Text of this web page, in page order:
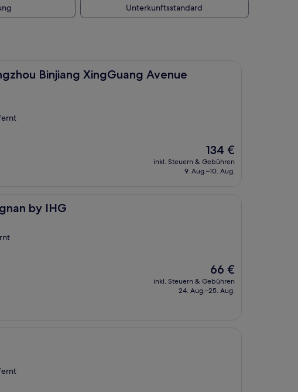
Unterkunftsstandard
Binjiang XingGuang Avenue
XingGuang Avenue Pedestrian Street Branch
Der
Preis
beträgt
134 €
inkl. Steuern & Gebühren
9. Aug.–10. Aug.
by IHG
Der
Preis
beträgt
66 €
inkl. Steuern & Gebühren
24. Aug.–25. Aug.